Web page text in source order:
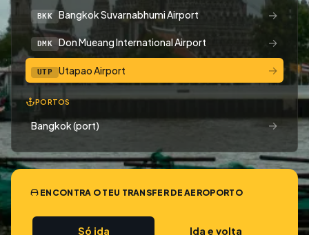
BKK Bangkok Suvarnabhumi Airport →
DMK Don Mueang International Airport →
UTP Utapao Airport →
PORTOS
Bangkok (port) →
ENCONTRA O TEU TRANSFER DE AEROPORTO
Só ida Ida e volta